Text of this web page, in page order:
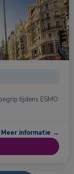
tijdens ESMO
Meer informatie →